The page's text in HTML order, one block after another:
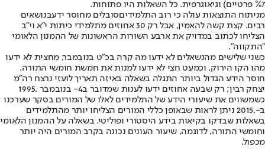
%7 פרטיים) וגיאוגרפית. כל השאלות היו פתוחות.
מניתוח התוצאות עולה כי רוב התלמידיםסובלים מחוסר ידעבנושאים
רבים. קצת קשה להאמין, אבל רק 30 אחוזים מתלמידי כיתות י"א וי"ב
הצליחו לכתוב במדויק את ארבע השורות הראשונות של ההמנון הלאומי
"התקווה".
כשני שלישים מהנשאלים לא ידעו מה קרה בכ"ט בנובמבר, מחצית לא ידעו
מהו הקו הירוק, וכמעט חצי לא ידעו למנות את חמשת חומשי התורה.
חוסר הידע הגדול ביותר התגלה בשאלה באיזה תאריך לועזי נרצח רה"מ
יצחק רבין; רק שבעה אחוזים ידעו לענות שמדובר ב4- בנובמבר .1995
כשמשווים את שיעורי הידע של התלמידים לאלו של המורים בסקר שערכנו
ב-,2015 ניתן לראות שבאופן כללי המורים הצליחו יותר מהתלמידים
בשאלות שבדקו בקיאות בידע היסטורי ופוליטי. בשאלה על ההמנון הלאומי
וחומשי התורה, לדוגמה, שיעור העונים נכונה בקרב המורים היה יותר
מכפול.